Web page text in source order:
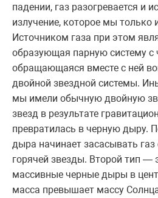
падении, газ разогревается и
излучение, которое мы
Источником газа при этом
образующая парную систему с
обращающаяся вместе с ней
двойной звездной системы.
мы имели обычную двойную
звезд в результате
превратилась в черную дыру.
дыра начинает засасывать газ
горячей звезды. Второй тип —
массивные черные дыры в
масса превышает массу